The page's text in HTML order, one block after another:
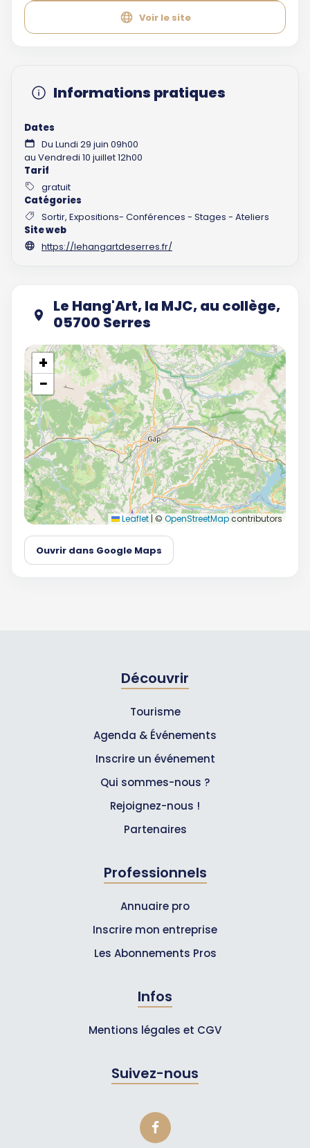
Voir le site
Informations pratiques
Dates
Du Lundi 29 juin 09h00
au Vendredi 10 juillet 12h00
Tarif
gratuit
Catégories
Sortir, Expositions- Conférences - Stages - Ateliers
Site web
https://lehangartdeserres.fr/
Le Hang'Art, la MJC, au collège,
05700 Serres
+
−
Leaflet | © OpenStreetMapcontributors
Ouvrir dans Google Maps
Découvrir
Tourisme
Agenda & Événements
Inscrire un événement
Qui sommes-nous ?
Rejoignez-nous !
Partenaires
Professionnels
Annuaire pro
Inscrire mon entreprise
Les Abonnements Pros
Infos
Mentions légales et CGV
Suivez-nous